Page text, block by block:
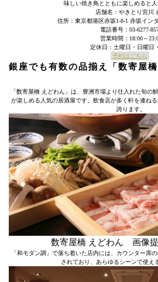
味しい焼き鳥とともに楽しめると人
店舗名：やきとり宮川
住所：東京都港区赤坂1-8-1 赤坂イン
電話番号：03-6277-
営業時間：18:00～
定休日：土曜日・日曜日
予約はこちら
銀座でも有数の品揃え「数寄屋橋
「数寄屋橋 えどわん」は、豊洲市場より仕入れた旬の
が楽しめる人気の居酒屋です。飲食店が多く軒を連ね
誇ります。
数寄屋橋 えどわん 画像
「和モダン調」で落ち着いた店内には、カウンター席
されており、あらゆるシーンで使え